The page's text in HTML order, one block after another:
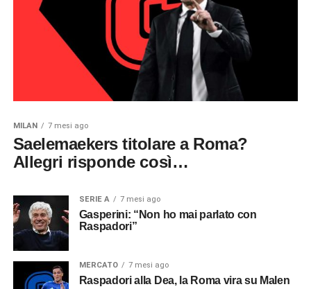
MILAN 7 mesi ago
Saelemaekers titolare a Roma?
Allegri risponde così…
SERIE A 7 mesi ago
Gasperini: “Non ho mai parlato con
Raspadori”
MERCATO 7 mesi ago
Raspadori alla Dea, la Roma vira su Malen